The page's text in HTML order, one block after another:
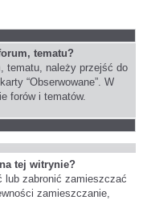
tematu?
tematu, należy przejść do
“Obserwowane”. W
forów i tematów.
tej witrynie?
lub zabronić zamieszczać
zamieszczanie,